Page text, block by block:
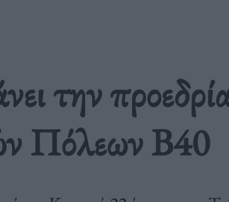
την
Πόλεων Β40